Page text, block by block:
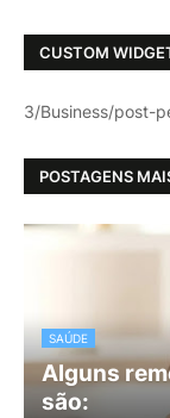
CUSTOM
3/Business/post-
POSTAGENS
SAÚDE
Alguns
são: